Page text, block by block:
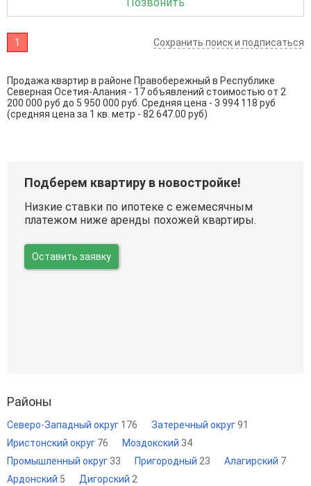
Позвонить
1 Сохранить поиск и подписаться
Продажа квартир в районе Правобережный в Республике
Северная Осетия-Алания - 17 объявлений стоимостью от 2
200 000 руб до 5 950 000 руб. Средняя цена - 3 994 118 руб
(средняя цена за 1 кв. метр - 82 647.00 руб)
Подберем квартиру в новостройке!
Низкие ставки по ипотеке с ежемесячным
платежом ниже аренды похожей квартиры.
Оставить заявку
Районы
Северо-Западный округ 176 Затеречный округ91
Иристонский округ 76 Моздокский 34
Промышленный округ 33 Пригородный 23 Алагирский 7
Ардонский 5 Дигорский 2